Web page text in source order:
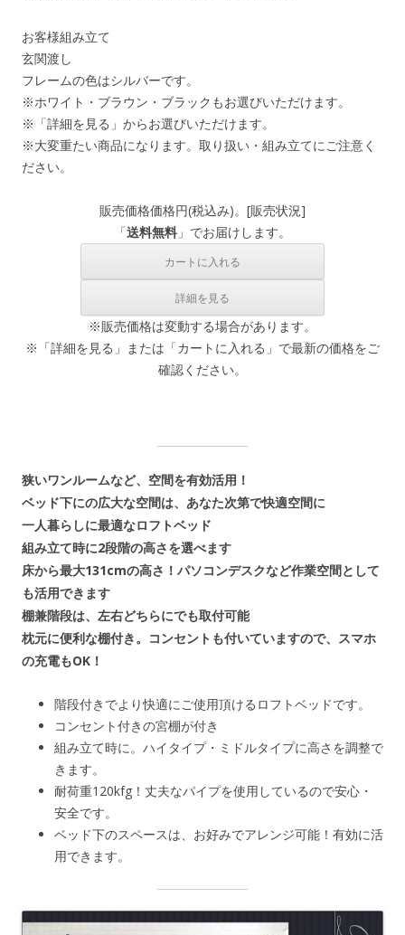
お客様組み立て
玄関渡し
フレームの色はシルバーです。
※ホワイト・ブラウン・ブラックもお選びいただけます。
※「詳細を見る」からお選びいただけます。
※大変重たい商品になります。取り扱い・組み立てにご注意く
ださい。
販売価格価格円(税込み)。[販売状況]
「送料無料 」でお届けします。
※販売価格は変動する場合があります。
※「詳細を見る」または「カートに入れる」で最新の価格をご
確認ください。
狭いワンルームなど、空間を有効活用！
ベッド下にの広大な空間は、あなた次第で快適空間に
一人暮らしに最適なロフトベッド
組み立て時に2段階の高さを選べます
床から最大131cmの高さ！パソコンデスクなど作業空間として
も活用できます
棚兼階段は、左右どちらにでも取付可能
枕元に便利な棚付き。コンセントも付いていますので、スマホ
の充電もOK！
階段付きでより快適にご使用頂けるロフトベッドです。
コンセント付きの宮棚が付き
組み立て時に。ハイタイプ・ミドルタイプに高さを調整で
きます。
耐荷重120kfg！丈夫なパイプを使用しているので安心・
安全です。
ベッド下のスペースは、お好みでアレンジ可能！有効に活
用できます。